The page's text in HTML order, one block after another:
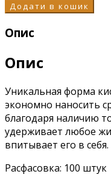
Додати в кошик
Опис
Опис
Уникальная форма
экономно наносить
благодаря наличию
удерживает любое
впитывает его в себя.
Расфасовка: 100 штук